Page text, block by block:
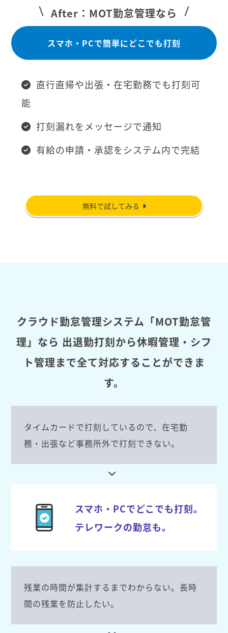
After：MOT勤怠管理なら
スマホ・PCで簡単にどこでも打刻
直行直帰や出張・在宅勤務でも打刻可
能
打刻漏れをメッセージで通知
有給の申請・承認をシステム内で完結
無料で試してみる
クラウド勤怠管理システム「MOT勤怠管
理」なら 出退勤打刻から休暇管理・シフ
ト管理まで全て対応することができま
す。
タイムカードで打刻しているので、在宅勤
務・出張など事務所外で打刻できない。
スマホ・PCでどこでも打刻。
テレワークの勤怠も。
残業の時間が集計するまでわからない。長時
間の残業を防止したい。